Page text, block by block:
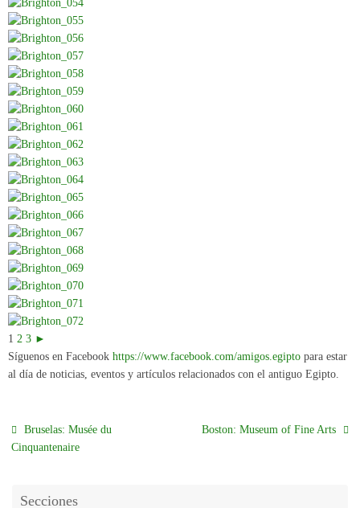
1 2 3 ►
Síguenos en Facebook https://www.facebook.com/amigos.egipto para estar
al día de noticias, eventos y artículos relacionados con el antiguo Egipto.
Bruselas: Musée du
Cinquantenaire
Boston: Museum of Fine Arts
Secciones